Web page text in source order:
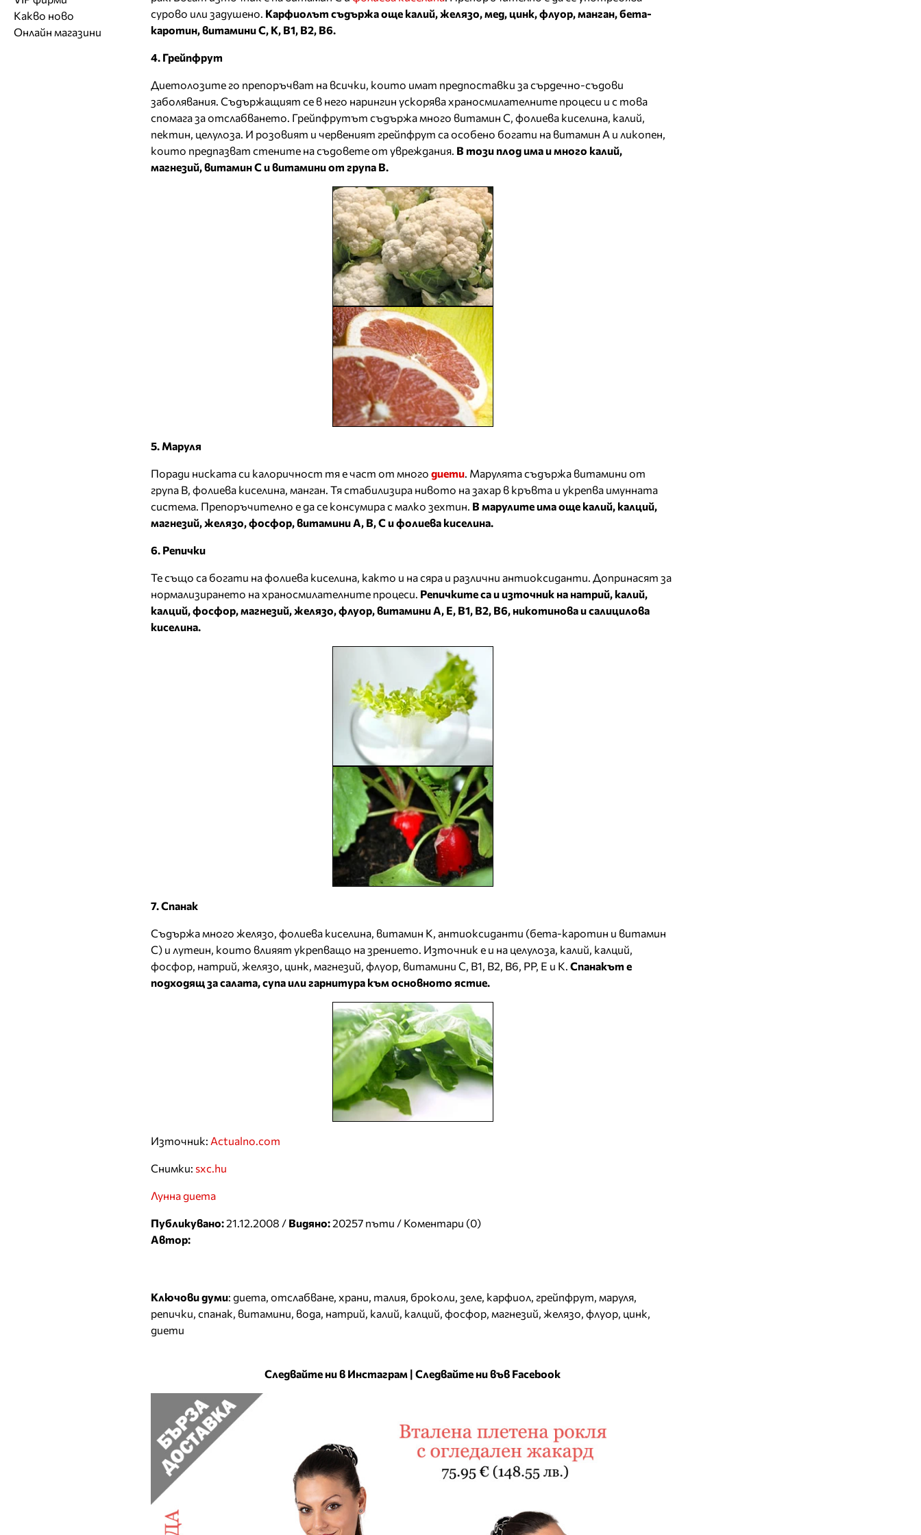
сурово или задушено. Карфиолът съдържа още калий, желязо, мед, цинк, флуор, манган, бета-
каротин, витамини С, К, В1, В2, В6.
4. Грейпфрут
Диетолозите го препоръчват на всички, които имат предпоставки за сърдечно-съдови
заболявания. Съдържащият се в него нарингин ускорява храносмилателните процеси и с това
спомага за отслабването. Грейпфрутът съдържа много витамин С, фолиева киселина, калий,
пектин, целулоза. И розовият и червеният грейпфрут са особено богати на витамин А и ликопен,
които предпазват стените на съдовете от увреждания. В този плод има и много калий,
магнезий, витамин С и витамини от група В.
5. Маруля
Поради ниската си калоричност тя е част от много диети. Марулята съдържа витамини от
група В, фолиева киселина, манган. Тя стабилизира нивото на захар в кръвта и укрепва имунната
система. Препоръчително е да се консумира с малко зехтин. В марулите има още калий, калций,
магнезий, желязо, фосфор, витамини А, В, С и фолиева киселина.
6. Репички
Те също са богати на фолиева киселина, както и на сяра и различни антиоксиданти. Допринасят за
нормализирането на храносмилателните процеси. Репичките са и източник на натрий, калий,
калций, фосфор, магнезий, желязо, флуор, витамини А, Е, В1, В2, В6, никотинова и салицилова
киселина.
7. Спанак
Съдържа много желязо, фолиева киселина, витамин К, антиоксиданти (бета-каротин и витамин
С) и лутеин, които влияят укрепващо на зрението. Източник е и на целулоза, калий, калций,
фосфор, натрий, желязо, цинк, магнезий, флуор, витамини С, В1, В2, В6, РР, Е и К. Спанакът е
подходящ за салата, супа или гарнитура към основното ястие.
Източник: Actualno.com
Снимки: sxc.hu
Лунна диета
Публикувано:21.12.2008 / Видяно:20257 пъти / Коментари (0)
Автор:
Ключови думи: диета, отслабване, храни, талия, броколи, зеле, карфиол, грейпфрут, маруля,
репички, спанак, витамини, вода, натрий, калий, калций, фосфор, магнезий, желязо, флуор, цинк,
диети
Следвайте ни в Инстаграм | Следвайте ни във Facebook
Модни дизайнери
Бутици
Обувки
Други аксесоари
Солариуми
Фитнес и здраве
Работа на ишлеме
CAD/CAM услуги
Модни списания
Сватбени агенции
Магазини за обувки
Магазини за aксесоари
Какво ново
Онлайн магазини